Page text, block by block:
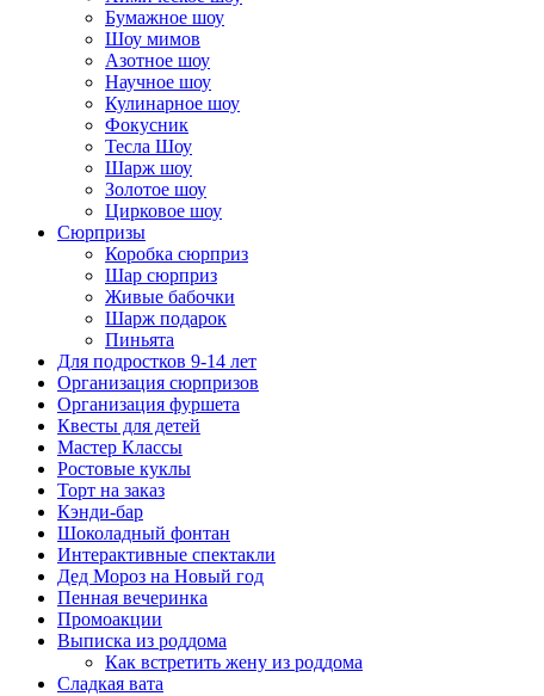
Бумажное шоу
Шоу мимов
Азотное шоу
Научное шоу
Кулинарное шоу
Фокусник
Тесла Шоу
Шарж шоу
Золотое шоу
Цирковое шоу
Сюрпризы
Коробка сюрприз
Шар сюрприз
Живые бабочки
Шарж подарок
Пиньята
Для подростков 9-14 лет
Организация сюрпризов
Организация фуршета
Квесты для детей
Мастер Классы
Ростовые куклы
Торт на заказ
Кэнди-бар
Шоколадный фонтан
Интерактивные спектакли
Дед Мороз на Новый год
Пенная вечеринка
Промоакции
Выписка из роддома
Как встретить жену из роддома
Сладкая вата